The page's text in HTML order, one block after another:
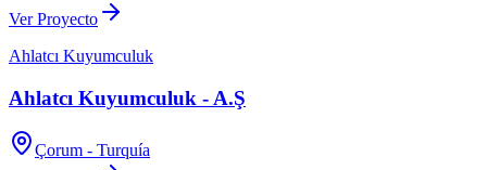
Ver Proyecto
Ahlatcı Kuyumculuk
Ahlatcı Kuyumculuk - A.Ş
Çorum - Turquía